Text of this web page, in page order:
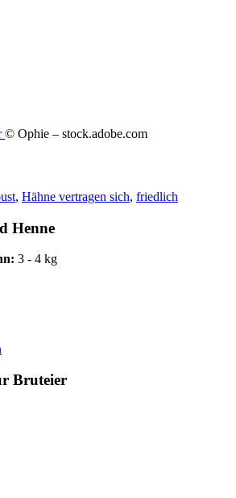
© Ophie – stock.adobe.com
, Hähne vertragen sich, friedlich
Henne
3 - 4 kg
Bruteier